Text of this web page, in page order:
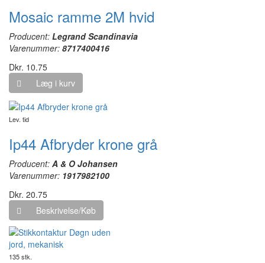
Mosaic ramme 2M hvid
Producent: Legrand Scandinavia
Varenummer: 8717400416
Dkr. 10.75
Læg i kurv
Lev. tid
Ip44 Afbryder krone grå
Producent: A & O Johansen
Varenummer: 1917982100
Dkr. 20.75
Beskrivelse/Køb
135 stk.